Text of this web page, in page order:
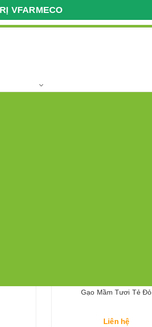
VFARMECO
Clip Địa chỉ Liên kết quốc tế
Gạo Mầm Tươi Tẻ Đỏ
Liên hệ